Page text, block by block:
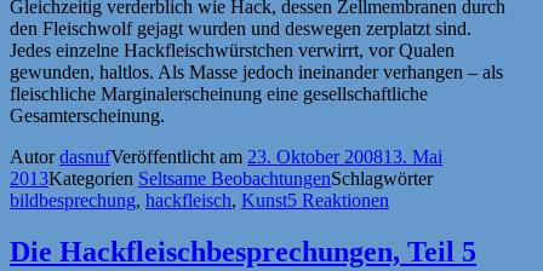
Gleichzeitig verderblich wie Hack, dessen Zellmembranen durch
den Fleischwolf gejagt wurden und deswegen zerplatzt sind.
Jedes einzelne Hackfleischwürstchen verwirrt, vor Qualen
gewunden, haltlos. Als Masse jedoch ineinander verhangen – als
fleischliche Marginalerscheinung eine gesellschaftliche
Gesamterscheinung.
AutordasnufVeröffentlicht am 23. Oktober 200813. Mai
2013Kategorien Seltsame BeobachtungenSchlagwörter
bildbesprechung, hackfleisch, Kunst5 Reaktionen
Die Hackfleischbesprechungen, Teil 5